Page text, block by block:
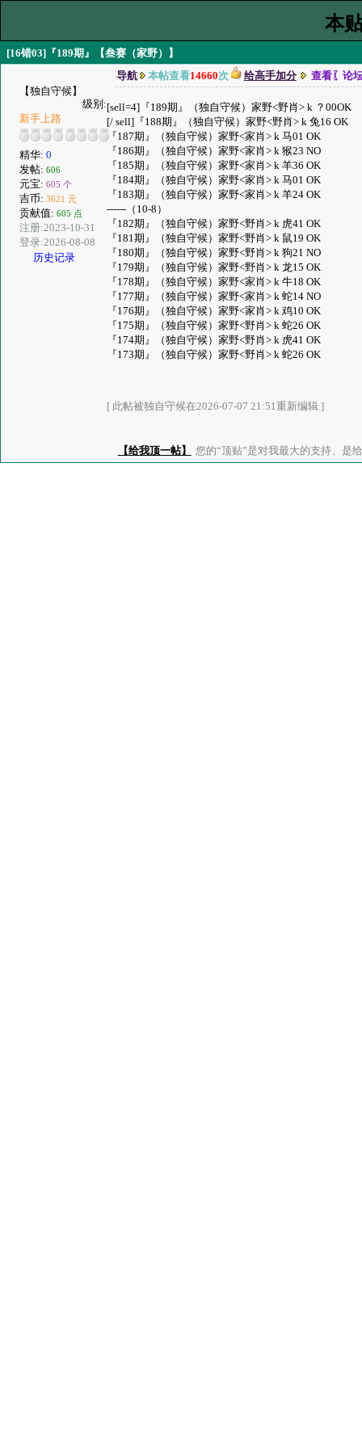
本
[16错03]『189期』【叁赛（家野）】
【独自守候】
级别:
新手上路
精华: 0
发帖: 606
元宝: 605 个
吉币: 3621 元
贡献值: 605 点
注册:2023-10-31
登录:2026-08-08
历史记录
导航 本帖查看14660次 给高手加分 查看〖论
[sell=4]『189期』（独自守候）家野<野肖> k ？00OK
[/ sell]『188期』（独自守候）家野<野肖> k 兔16 OK
『187期』（独自守候）家野<家肖> k 马01 OK
『186期』（独自守候）家野<家肖> k 猴23 NO
『185期』（独自守候）家野<家肖> k 羊36 OK
『184期』（独自守候）家野<家肖> k 马01 OK
『183期』（独自守候）家野<家肖> k 羊24 OK
------（10-8）
『182期』（独自守候）家野<野肖> k 虎41 OK
『181期』（独自守候）家野<野肖> k 鼠19 OK
『180期』（独自守候）家野<野肖> k 狗21 NO
『179期』（独自守候）家野<野肖> k 龙15 OK
『178期』（独自守候）家野<家肖> k 牛18 OK
『177期』（独自守候）家野<家肖> k 蛇14 NO
『176期』（独自守候）家野<家肖> k 鸡10 OK
『175期』（独自守候）家野<野肖> k 蛇26 OK
『174期』（独自守候）家野<野肖> k 虎41 OK
『173期』（独自守候）家野<野肖> k 蛇26 OK
[ 此帖被独自守候在2026-07-07 21:51重新编辑 ]
【给我顶一帖】 您的“顶贴”是对我最大的支持、是